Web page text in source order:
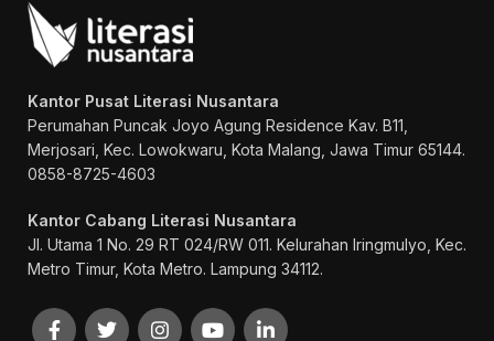
Kantor Pusat Literasi Nusantara
Perumahan Puncak Joyo Agung Residence Kav. B11,
Merjosari, Kec. Lowokwaru, Kota Malang, Jawa Timur 65144.
0858-8725-4603
Kantor Cabang Literasi Nusantara
Jl. Utama 1 No. 29 RT 024/RW 011. Kelurahan Iringmulyo, Kec.
Metro Timur, Kota Metro. Lampung 34112.